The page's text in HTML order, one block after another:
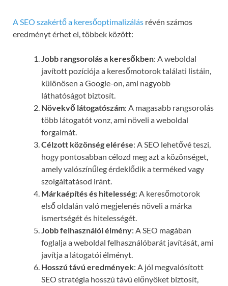
A SEO szakértő a keresőoptimalizálás révén számos
eredményt érhet el, többek között:
Jobb rangsorolás a keresőkben: A weboldal
javított pozíciója a keresőmotorok találati listáin,
különösen a Google-on, ami nagyobb
láthatóságot biztosít.
Növekvő látogatószám: A magasabb rangsorolás
több látogatót vonz, ami növeli a weboldal
forgalmát.
Célzott közönség elérése: A SEO lehetővé teszi,
hogy pontosabban célozd meg azt a közönséget,
amely valószínűleg érdeklődik a terméked vagy
szolgáltatásod iránt.
Márkaépítés és hitelesség: A keresőmotorok
első oldalán való megjelenés növeli a márka
ismertségét és hitelességét.
Jobb felhasználói élmény: A SEO magában
foglalja a weboldal felhasználóbarát javítását, ami
javítja a látogatói élményt.
Hosszú távú eredmények: A jól megvalósított
SEO stratégia hosszú távú előnyöket biztosít,